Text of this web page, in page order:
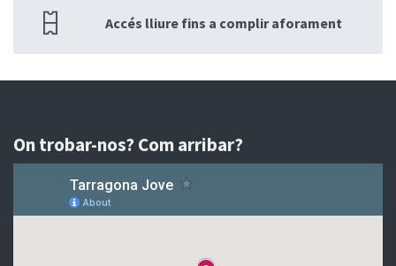
Accés lliure fins a complir aforament
On trobar-nos? Com arribar?